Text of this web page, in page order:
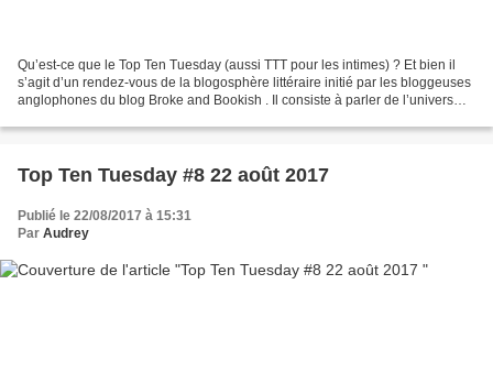
Qu’est-ce que le Top Ten Tuesday (aussi TTT pour les intimes) ? Et bien il
s’agit d’un rendez-vous de la blogosphère littéraire initié par les bloggeuses
anglophones du blog Broke and Bookish . Il consiste à parler de l’univers
Top Ten Tuesday #8 22 août 2017
Publié le 22/08/2017 à 15:31
Par Audrey